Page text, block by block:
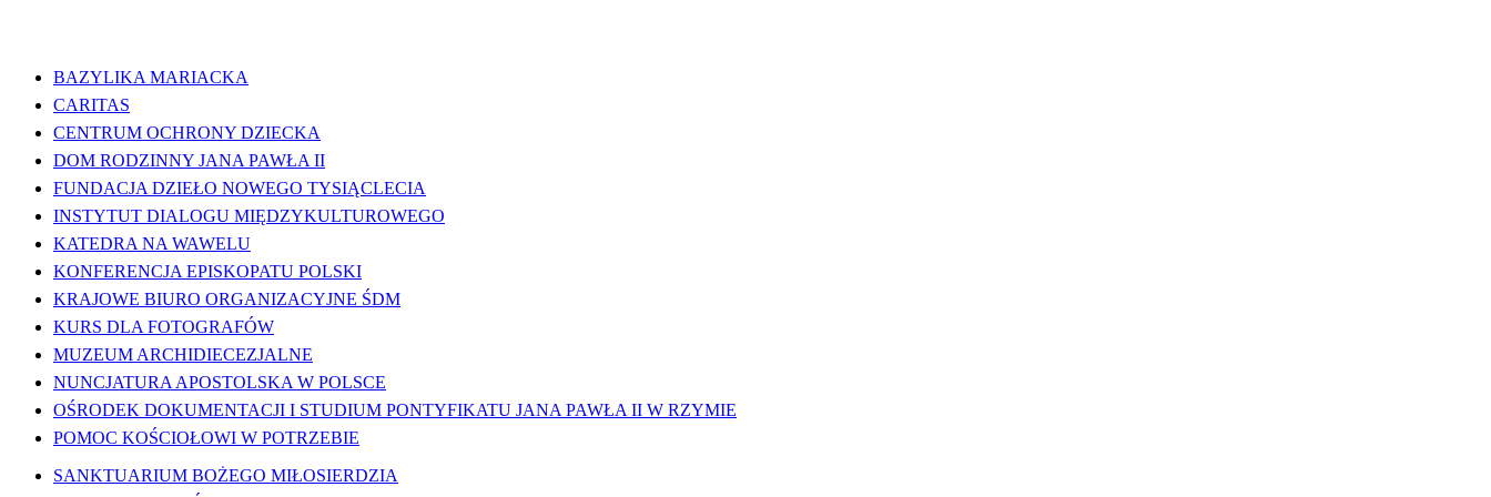
BAZYLIKA MARIACKA
CARITAS
CENTRUM OCHRONY DZIECKA
DOM RODZINNY JANA PAWŁA II
FUNDACJA DZIEŁO NOWEGO TYSIĄCLECIA
INSTYTUT DIALOGU MIĘDZYKULTUROWEGO
KATEDRA NA WAWELU
KONFERENCJA EPISKOPATU POLSKI
KRAJOWE BIURO ORGANIZACYJNE ŚDM
KURS DLA FOTOGRAFÓW
MUZEUM ARCHIDIECEZJALNE
NUNCJATURA APOSTOLSKA W POLSCE
OŚRODEK DOKUMENTACJI I STUDIUM PONTYFIKATU JANA PAWŁA II W RZYMIE
POMOC KOŚCIOŁOWI W POTRZEBIE
SANKTUARIUM BOŻEGO MIŁOSIERDZIA